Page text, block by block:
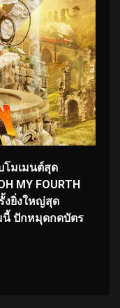
โมเมนต์สุด
MY FOURTH
งยิ่งใหญ่สุด
นี้ ปักหมุดกดบัตร